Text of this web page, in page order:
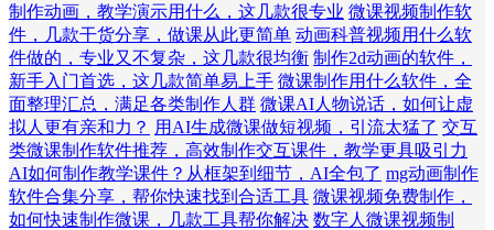
制作动画，教学演示用什么，这几款很专业 微课视频制作软
件，几款干货分享，做课从此更简单 动画科普视频用什么软
件做的，专业又不复杂，这几款很均衡 制作2d动画的软件，
新手入门首选，这几款简单易上手 微课制作用什么软件，全
面整理汇总，满足各类制作人群 微课AI人物说话，如何让虚
拟人更有亲和力？ 用AI生成微课做短视频，引流太猛了 交互
类微课制作软件推荐，高效制作交互课件，教学更具吸引力
AI如何制作教学课件？从框架到细节，AI全包了 mg动画制作
软件合集分享，帮你快速找到合适工具 微课视频免费制作，
如何快速制作微课，几款工具帮你解决 数字人微课视频制